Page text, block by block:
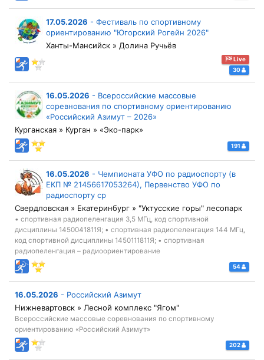
17.05.2026 - Фестиваль по спортивному
ориентированию "Югорский Рогейн 2026"
Ханты-Мансийск » Долина Ручьёв
Live
30
16.05.2026 - Всероссийские массовые
соревнования по спортивному ориентированию
«Российский Азимут – 2026»
Курганская » Курган » «Эко-парк»
191
16.05.2026 - Чемпионата УФО по радиоспорту (в
ЕКП № 21456617053264), Первенство УФО по
радиоспорту ср
Свердловская » Екатеринбург » "Уктусские горы" лесопарк
• спортивная радиопеленгация 3,5 МГц, код спортивной
дисциплины 1450041811Я; • спортивная радиопеленгация 144 МГц,
код спортивной дисциплины 1450111811Я; • спортивная
радиопеленгация – радиоориентирование
54
16.05.2026 - Российский Азимут
Нижневартовск » Лесной комплекс "Ягом"
Всероссийские массовые соревнования по спортивному
ориентированию «Российский Азимут»
202